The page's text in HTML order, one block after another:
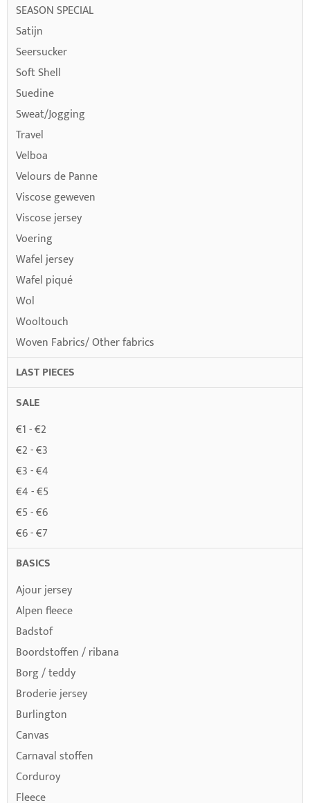
SEASON SPECIAL
Satijn
Seersucker
Soft Shell
Suedine
Sweat/Jogging
Travel
Velboa
Velours de Panne
Viscose geweven
Viscose jersey
Voering
Wafel jersey
Wafel piqué
Wol
Wooltouch
Woven Fabrics/ Other fabrics
LAST PIECES
SALE
€1 - €2
€2 - €3
€3 - €4
€4 - €5
€5 - €6
€6 - €7
BASICS
Ajour jersey
Alpen fleece
Badstof
Boordstoffen / ribana
Borg / teddy
Broderie jersey
Burlington
Canvas
Carnaval stoffen
Corduroy
Fleece